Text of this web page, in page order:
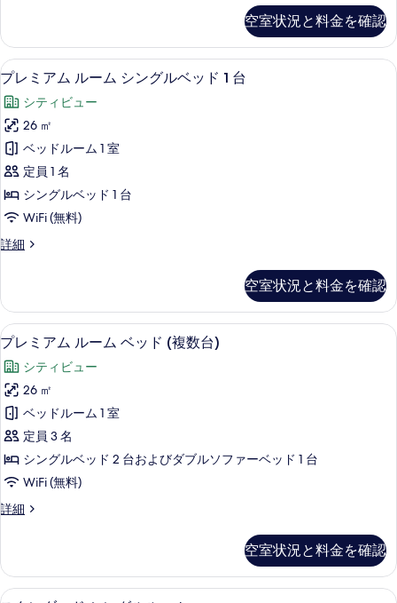
グ
ベ
ッ
ド
1
台
ソ
フ
ァ
ー
ド
付
き
の
す
べ
て
の
写
真
表
示
ム
ル
ー
キ
ン
グ
ベ
ッ
ド
台
ソ
フ
ベ
ッ
ド
付
き
の
詳
細
空室状況と料金を確認
プ
レ
ミ
ア
ム
ル
ー
シ
グ
ル
ベ
ッ
ド
台
の
す
べ
写
真
プレミアム ルーム シングルベッド 1
5
プレミアム ルーム シングルベッド 1 台
シティビュー
26 ㎡
ベッドルーム 1 室
定員 1 名
シングルベッド 1 台
WiFi (無料)
詳細
プ
ム
ル
ー
シ
ン
グ
ル
ベ
ッ
ド
台
の
空室状況と料金を確認
プ
レ
ミ
ア
ム
ル
ー
ベ
ド
(複
セーフティボックス (室内)、デスク
6
プレミアム ルーム ベッド (複数台)
シティビュー
26 ㎡
ベッドルーム 1 室
定員 3 名
シングルベッド 2 台およびダブルソファーベッド 1 台
WiFi (無料)
詳細
プ
ム
ル
空室状況と料金を確認
ス
セーフティボックス (室内)、デスク